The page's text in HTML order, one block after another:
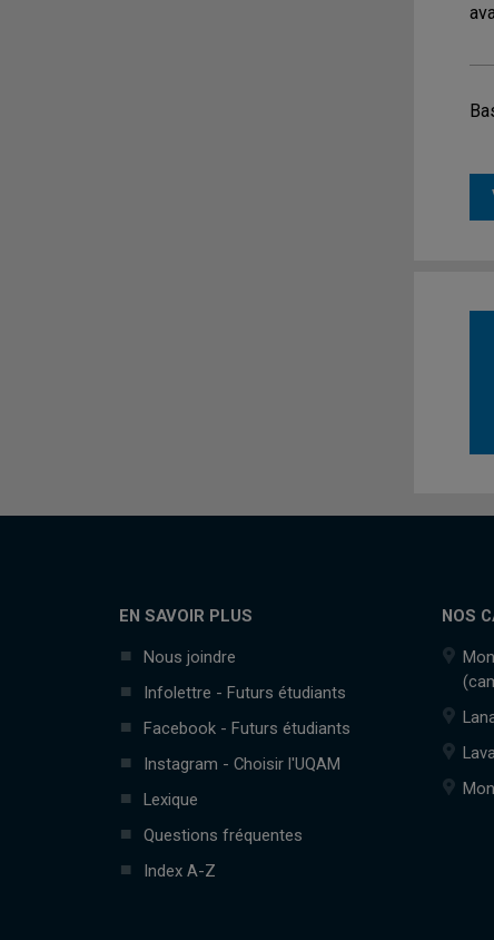
EN SAVOIR PLUS
Nous joindre
Infolettre - Futurs étudiants
Facebook - Futurs étudiants
Instagram - Choisir l'UQAM
Lexique
Questions fréquentes
Index A-Z
NOS